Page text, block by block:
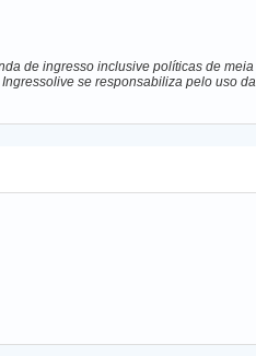
de ingresso inclusive políticas de meia
se responsabiliza pelo uso da